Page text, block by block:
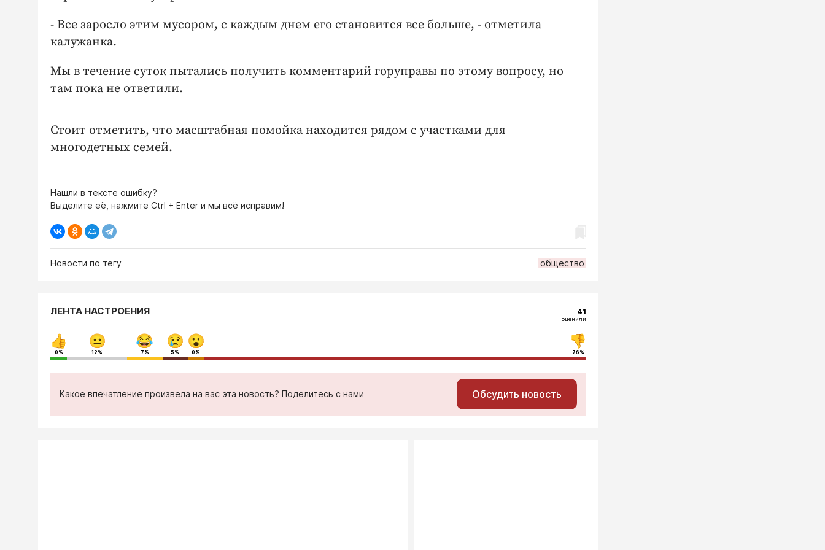
- Все заросло этим мусором, с каждым днем его становится все больше, - отметила
калужанка.
Мы в течение суток пытались получить комментарий горуправы по этому вопросу, но
там пока не ответили.
Стоит отметить, что масштабная помойка находится рядом с участками для
многодетных семей.
Нашли в тексте ошибку?
Выделите её, нажмите Ctrl + Enter и мы всё исправим!
Новости по тегу общество
ЛЕНТА НАСТРОЕНИЯ 41
оценили
0% 12% 7% 5% 0% 76%
Какое впечатление произвела на вас эта новость? Поделитесь с нами Обсудить новость